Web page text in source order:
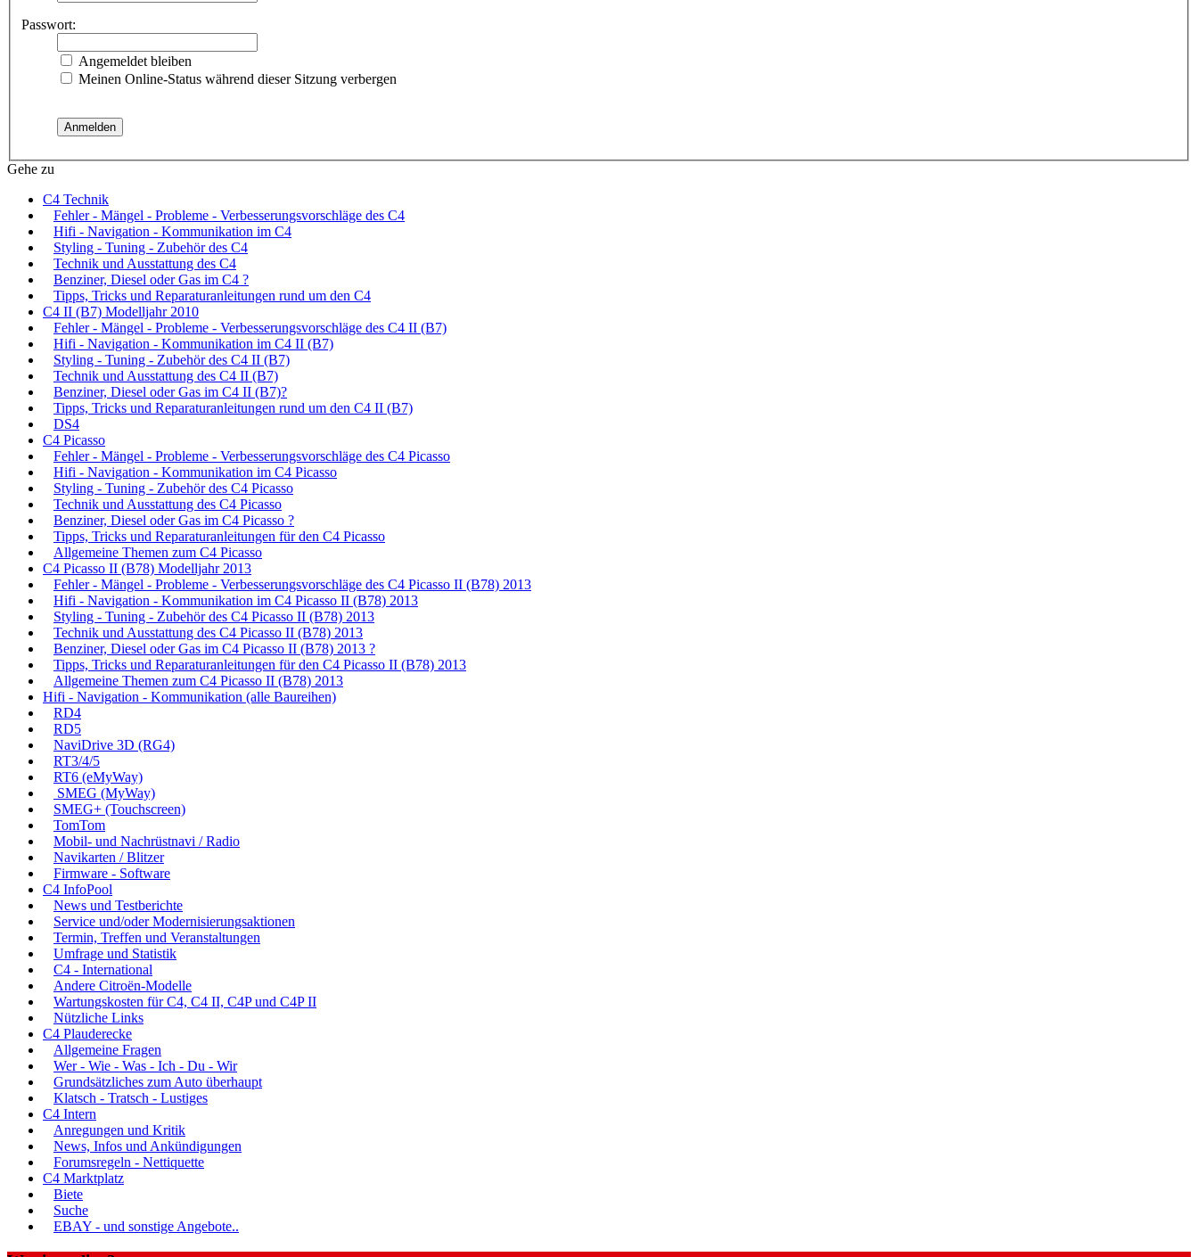
Passwort:
Angemeldet bleiben
Meinen Online-Status während dieser Sitzung verbergen
Gehe zu
C4 Technik
Fehler - Mängel - Probleme - Verbesserungsvorschläge des C4
Hifi - Navigation - Kommunikation im C4
Styling - Tuning - Zubehör des C4
Technik und Ausstattung des C4
Benziner, Diesel oder Gas im C4 ?
Tipps, Tricks und Reparaturanleitungen rund um den C4
C4 II (B7) Modelljahr 2010
Fehler - Mängel - Probleme - Verbesserungsvorschläge des C4 II (B7)
Hifi - Navigation - Kommunikation im C4 II (B7)
Styling - Tuning - Zubehör des C4 II (B7)
Technik und Ausstattung des C4 II (B7)
Benziner, Diesel oder Gas im C4 II (B7)?
Tipps, Tricks und Reparaturanleitungen rund um den C4 II (B7)
DS4
C4 Picasso
Fehler - Mängel - Probleme - Verbesserungsvorschläge des C4 Picasso
Hifi - Navigation - Kommunikation im C4 Picasso
Styling - Tuning - Zubehör des C4 Picasso
Technik und Ausstattung des C4 Picasso
Benziner, Diesel oder Gas im C4 Picasso ?
Tipps, Tricks und Reparaturanleitungen für den C4 Picasso
Allgemeine Themen zum C4 Picasso
C4 Picasso II (B78) Modelljahr 2013
Fehler - Mängel - Probleme - Verbesserungsvorschläge des C4 Picasso II (B78) 2013
Hifi - Navigation - Kommunikation im C4 Picasso II (B78) 2013
Styling - Tuning - Zubehör des C4 Picasso II (B78) 2013
Technik und Ausstattung des C4 Picasso II (B78) 2013
Benziner, Diesel oder Gas im C4 Picasso II (B78) 2013 ?
Tipps, Tricks und Reparaturanleitungen für den C4 Picasso II (B78) 2013
Allgemeine Themen zum C4 Picasso II (B78) 2013
Hifi - Navigation - Kommunikation (alle Baureihen)
RD4
RD5
NaviDrive 3D (RG4)
RT3/4/5
RT6 (eMyWay)
SMEG (MyWay)
SMEG+ (Touchscreen)
TomTom
Mobil- und Nachrüstnavi / Radio
Navikarten / Blitzer
Firmware - Software
C4 InfoPool
News und Testberichte
Service und/oder Modernisierungsaktionen
Termin, Treffen und Veranstaltungen
Umfrage und Statistik
C4 - International
Andere Citroën-Modelle
Wartungskosten für C4, C4 II, C4P und C4P II
Nützliche Links
C4 Plauderecke
Allgemeine Fragen
Wer - Wie - Was - Ich - Du - Wir
Grundsätzliches zum Auto überhaupt
Klatsch - Tratsch - Lustiges
C4 Intern
Anregungen und Kritik
News, Infos und Ankündigungen
Forumsregeln - Nettiquette
C4 Marktplatz
Biete
Suche
EBAY - und sonstige Angebote..